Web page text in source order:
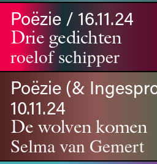
Poëzie / 16.11.24
Drie gedichten
roelof schipper
Poëzie (&
10.11.24
De wolven komen
Selma van Gemert